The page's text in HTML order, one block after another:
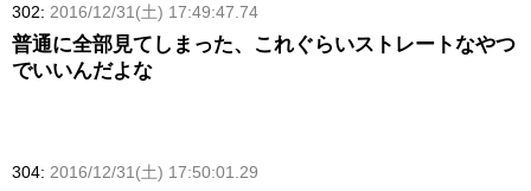
302: 2016/12/31(土) 17:49:47.74
普通に全部見てしまった、これぐらいストレートなやつ
でいいんだよな
304: 2016/12/31(土) 17:50:01.29